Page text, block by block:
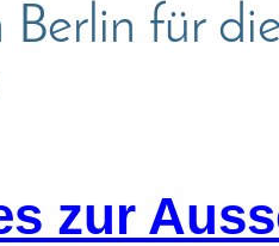
Berlin für
zur